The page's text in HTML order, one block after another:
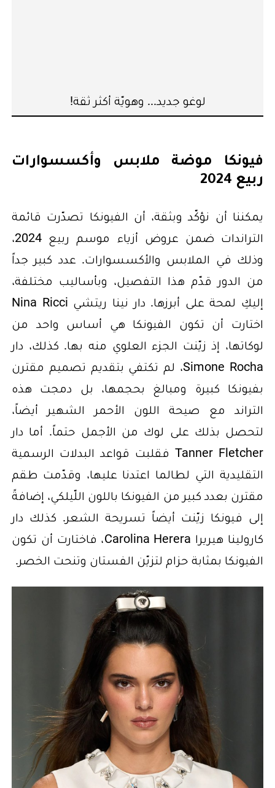
لوغو جديد... وهويّة أكثر ثقة!
فيونكا موضة ملابس وأكسسوارات
ربيع 2024
يمكننا أن نؤكّد وبثقة، أن الفيونكا تصدّرت قائمة
التراندات ضمن عروض أزياء موسم ربيع 2024،
وذلك في الملابس والأكسسوارات. عدد كبير جداً
من الدور قدّم هذا التفصيل، وبأساليب مختلفة،
إليكِ لمحة على أبرزها. دار نينا ريتشي Nina Ricci
اختارت أن تكون الفيونكا هي أساس واحد من
لوكاتها، إذ زيّنت الجزء العلوي منه بها. كذلك، دار
Simone Rocha، لم تكتفي بتقديم تصميم مقترن
بفيونكا كبيرة ومبالغ بحجمها، بل دمجت هذه
التراند مع صيحة اللون الأحمر الشهير أيضاً،
لتحصل بذلك على لوك من الأجمل حتماً. أما دار
Tanner Fletcher فقلبت قواعد البدلات الرسمية
التقليدية التي لطالما اعتدنا عليها، وقدّمت طقم
مقترن بعدد كبير من الفيونكا باللون اللّيلكي، إضافةً
إلى فيونكا زيّنت أيضاً تسريحة الشعر. كذلك دار
كارولينا هيريرا Carolina Herera، فاختارت أن تكون
الفيونكا بمثابة حزام لتزيّن الفستان وتنحت الخصر.